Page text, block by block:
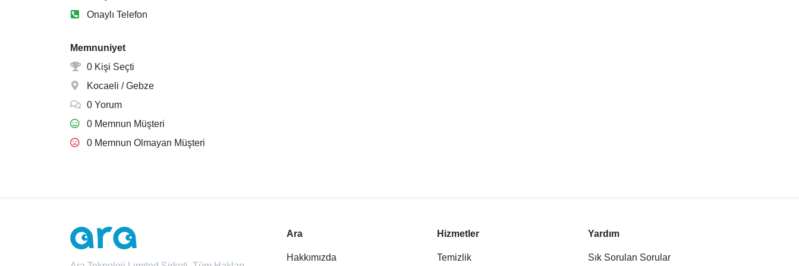
Onaylı Telefon
Memnuniyet
0 Kişi Seçti
Kocaeli / Gebze
0 Yorum
0 Memnun Müşteri
0 Memnun Olmayan Müşteri
Ara
Hakkımızda
Hizmetler
Temizlik
Yardım
Sık Sorulan Sorular